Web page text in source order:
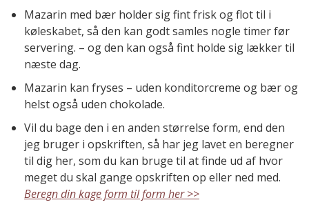
Mazarin med bær holder sig fint frisk og flot til i
køleskabet, så den kan godt samles nogle timer før
servering. – og den kan også fint holde sig lækker til
næste dag.
Mazarin kan fryses – uden konditorcreme og bær og
helst også uden chokolade.
Vil du bage den i en anden størrelse form, end den
jeg bruger i opskriften, så har jeg lavet en beregner
til dig her, som du kan bruge til at finde ud af hvor
meget du skal gange opskriften op eller ned med.
Beregn din kage form til form her >>